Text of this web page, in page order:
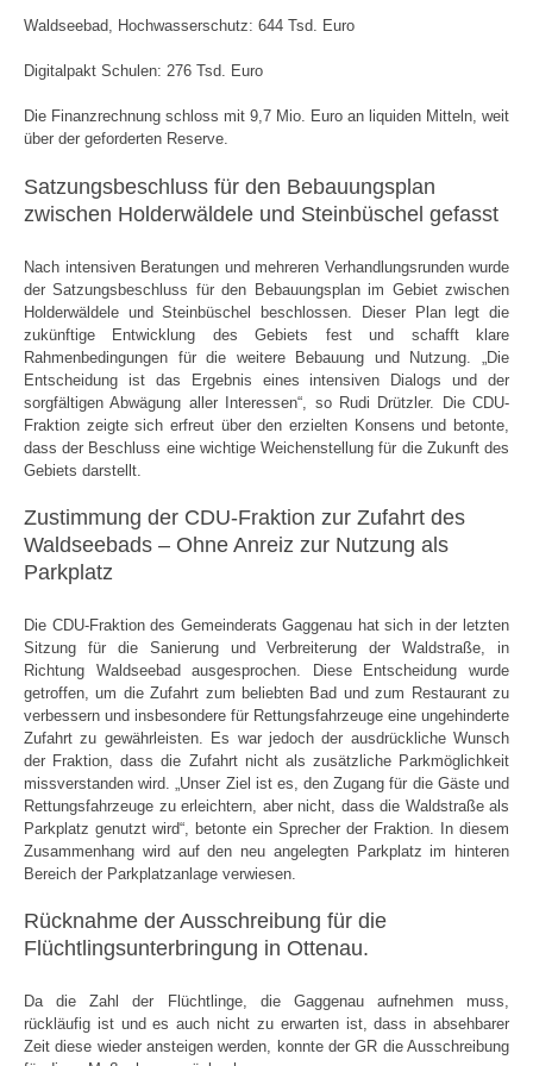
Waldseebad, Hochwasserschutz: 644 Tsd. Euro
Digitalpakt Schulen: 276 Tsd. Euro
Die Finanzrechnung schloss mit 9,7 Mio. Euro an liquiden Mitteln, weit
über der geforderten Reserve.
Satzungsbeschluss für den Bebauungsplan
zwischen Holderwäldele und Steinbüschel gefasst
Nach intensiven Beratungen und mehreren Verhandlungsrunden wurde
der Satzungsbeschluss für den Bebauungsplan im Gebiet zwischen
Holderwäldele und Steinbüschel beschlossen. Dieser Plan legt die
zukünftige Entwicklung des Gebiets fest und schafft klare
Rahmenbedingungen für die weitere Bebauung und Nutzung. „Die
Entscheidung ist das Ergebnis eines intensiven Dialogs und der
sorgfältigen Abwägung aller Interessen“, so Rudi Drützler. Die CDU-
Fraktion zeigte sich erfreut über den erzielten Konsens und betonte,
dass der Beschluss eine wichtige Weichenstellung für die Zukunft des
Gebiets darstellt.
Zustimmung der CDU-Fraktion zur Zufahrt des
Waldseebads – Ohne Anreiz zur Nutzung als
Parkplatz
Die CDU-Fraktion des Gemeinderats Gaggenau hat sich in der letzten
Sitzung für die Sanierung und Verbreiterung der Waldstraße, in
Richtung Waldseebad ausgesprochen. Diese Entscheidung wurde
getroffen, um die Zufahrt zum beliebten Bad und zum Restaurant zu
verbessern und insbesondere für Rettungsfahrzeuge eine ungehinderte
Zufahrt zu gewährleisten. Es war jedoch der ausdrückliche Wunsch
der Fraktion, dass die Zufahrt nicht als zusätzliche Parkmöglichkeit
missverstanden wird. „Unser Ziel ist es, den Zugang für die Gäste und
Rettungsfahrzeuge zu erleichtern, aber nicht, dass die Waldstraße als
Parkplatz genutzt wird“, betonte ein Sprecher der Fraktion. In diesem
Zusammenhang wird auf den neu angelegten Parkplatz im hinteren
Bereich der Parkplatzanlage verwiesen.
Rücknahme der Ausschreibung für die
Flüchtlingsunterbringung in Ottenau.
Da die Zahl der Flüchtlinge, die Gaggenau aufnehmen muss,
rückläufig ist und es auch nicht zu erwarten ist, dass in absehbarer
Zeit diese wieder ansteigen werden, konnte der GR die Ausschreibung